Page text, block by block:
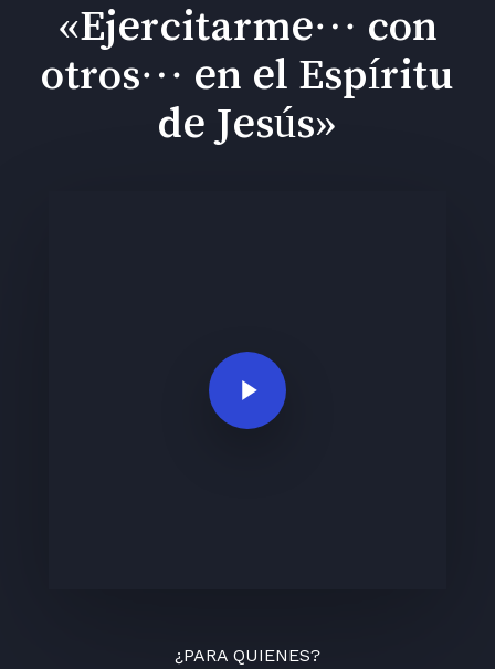
«Ejercitarme… con
otros… en el Espíritu
de Jesús»
Play Video
¿PARA QUIENES?